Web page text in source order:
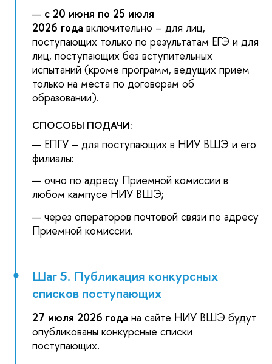
с 20 июня по 25 июля
2026 года включительно – для лиц,
поступающих только по результатам ЕГЭ и для
лиц, поступающих без вступительных
испытаний (кроме программ, ведущих прием
только на места по договорам об
образовании).
СПОСОБЫ ПОДАЧИ:
ЕПГУ – для поступающих в НИУ ВШЭ и его
филиалы:
очно по адресу Приемной комиссии в
любом кампусе НИУ ВШЭ;
через операторов почтовой связи по адресу
Приемной комиссии.
Шаг 5. Публикация конкурсных
списков поступающих
27 июля 2026 года на сайте НИУ ВШЭ будут
опубликованы конкурсные списки
поступающих.